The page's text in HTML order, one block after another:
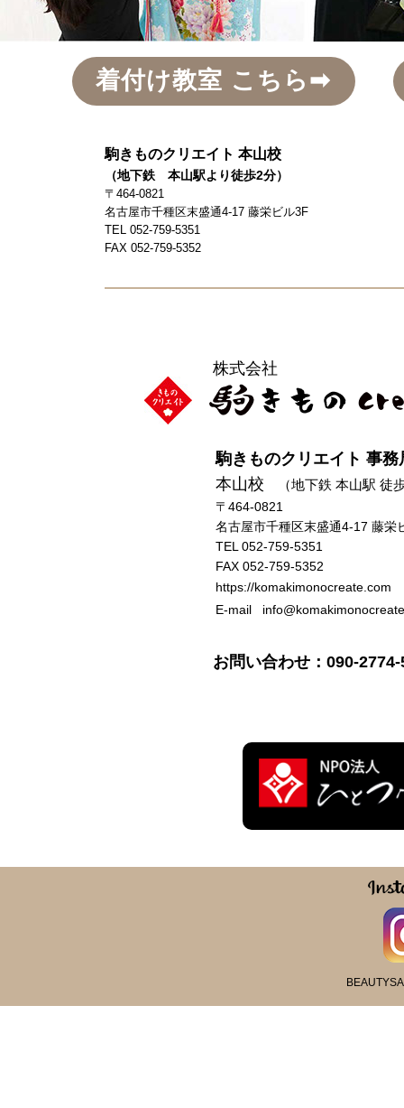
着付け教室 こちら➡
駒きものクリエイト 本山校
（地下鉄 本山駅より徒歩2分）
〒464-0821
名古屋市千種区末盛通4-17 藤栄ビル3F
TEL 052-759-5351
FAX 052-759-5352
株式会社
駒きものクリエイト 事務
本山校 （地下鉄 本山駅 徒
〒464-0821
名古屋市千種区末盛通4-17 藤栄
TEL 052-759-5351
FAX 052-759-5352
https://komakimonocreate.com
E-mail
お問い合わせ：090-